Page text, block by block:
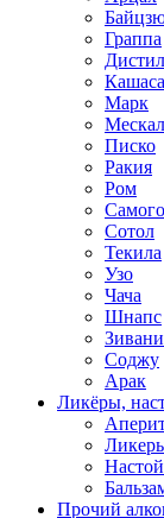
Граппа
Кашаса
Марк
Писко
Ракия
Ром
Сотол
Текила
Узо
Чача
Шнапс
Соджу
Арак
Ликёры,
Прочий